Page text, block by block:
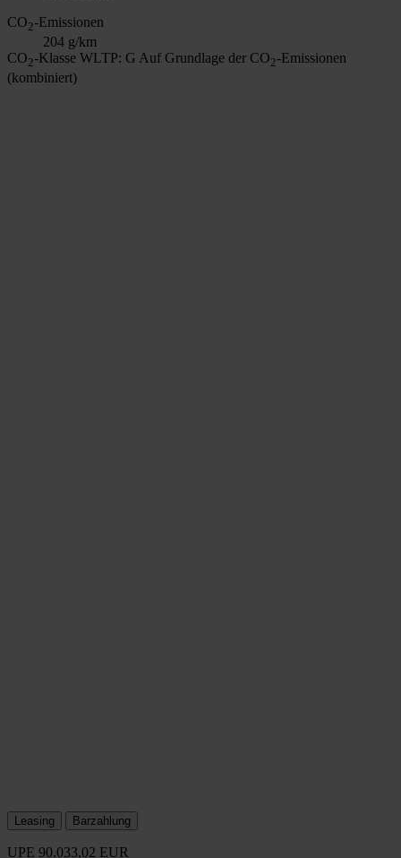
CO2-Emissionen
204 g/km
CO2-Klasse WLTP: G Auf Grundlage der CO2-Emissionen
(kombiniert)
Leasing Barzahlung
UPE 90.033,02 EUR